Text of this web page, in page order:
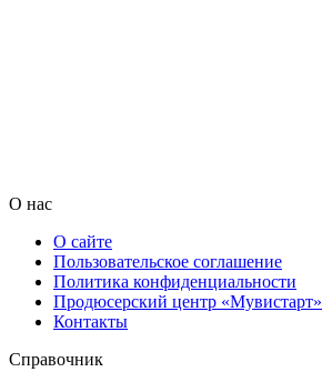
О нас
О сайте
Пользовательское соглашение
Политика конфиденциальности
Продюсерский центр «Мувистарт»
Контакты
Справочник